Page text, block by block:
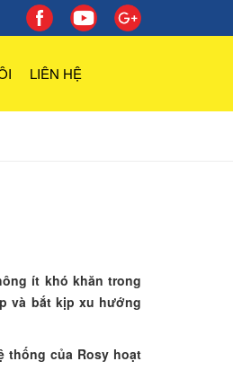
LIÊN HỆ
ít khó khăn trong
và bắt kịp xu hướng
thống của Rosy hoạt